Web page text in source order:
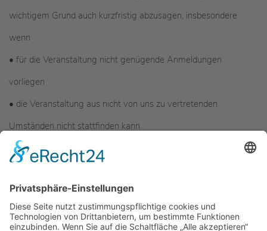
wichtigem Grund auch kurzfristig abzusagen, insbesondere
wenn
• für die Veranstaltung nicht genügende Anmeldungen
vorliegen
• die Veranstaltung aus nicht von uns zu vertretenden
Umständen nicht stattfinden kann
In den vorgenannten Fällen bekommst du das bereits bezahlte
Teilnahmeentgelt vollständig zurückerstattet.
Schadensersatzansprüche stehen dir darüber hinaus nicht zu.